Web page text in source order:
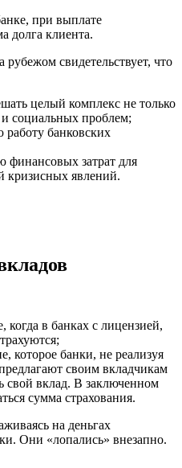
при выплате
долга клиента.
свидетельствует, что
целый комплекс не только
социальных проблем;
работу банковских
финансовых затрат для
кризисных явлений.
когда в банках с лицензией,
которое банки, не реализуя
своим вкладчикам
свой вклад. В заключенном
сумма страхования.
на деньгах
Они «лопались» внезапно.